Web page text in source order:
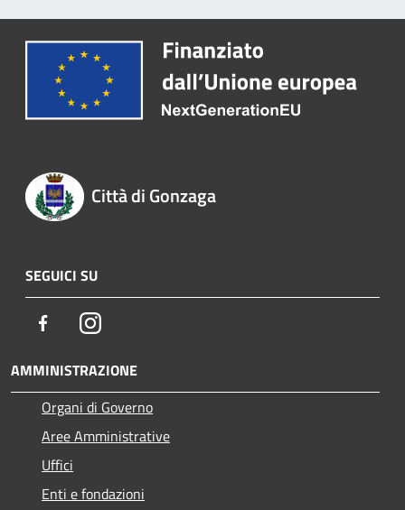
Città di Gonzaga
SEGUICI SU
FacebookInstagram
AMMINISTRAZIONE
Organi di Governo
Aree Amministrative
Uffici
Enti e fondazioni